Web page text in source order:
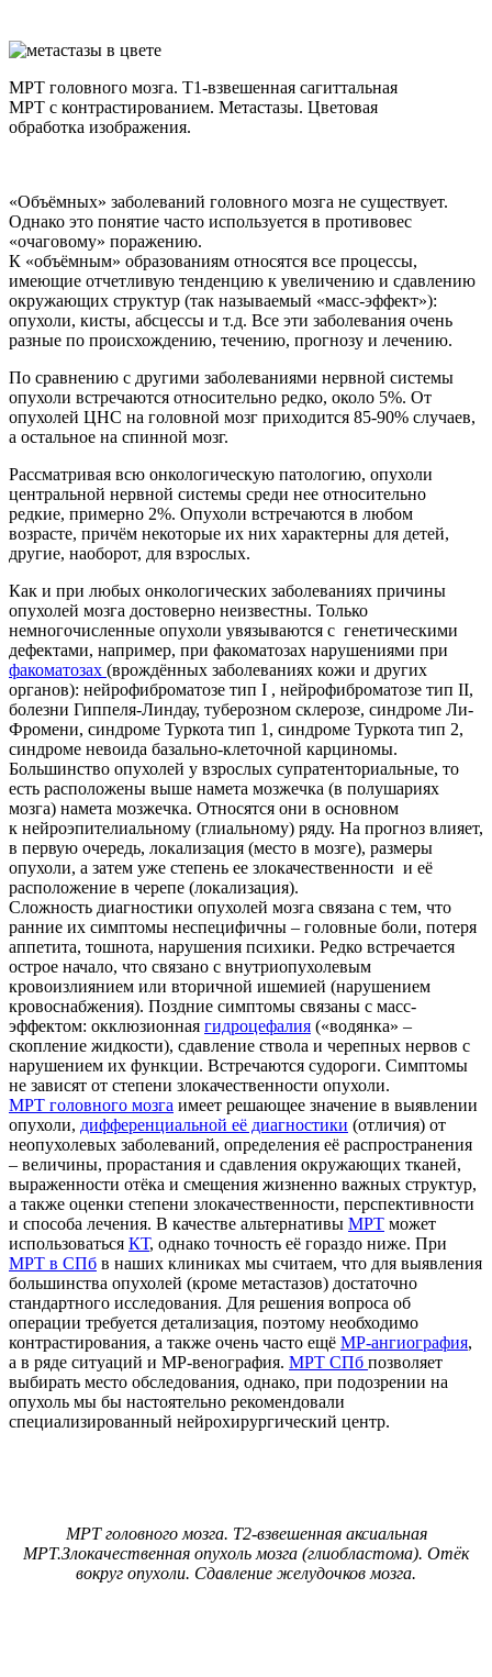
МРТ головного мозга. Т1-взвешенная сагиттальная
МРТ с контрастированием. Метастазы. Цветовая
обработка изображения.
«Объёмных» заболеваний головного мозга не существует.
Однако это понятие часто используется в противовес
«очаговому» поражению.
К «объёмным» образованиям относятся все процессы,
имеющие отчетливую тенденцию к увеличению и сдавлению
окружающих структур (так называемый «масс-эффект»):
опухоли, кисты, абсцессы и т.д. Все эти заболевания очень
разные по происхождению, течению, прогнозу и лечению.
По сравнению с другими заболеваниями нервной системы
опухоли встречаются относительно редко, около 5%. От
опухолей ЦНС на головной мозг приходится 85-90% случаев,
а остальное на спинной мозг.
Рассматривая всю онкологическую патологию, опухоли
центральной нервной системы среди нее относительно
редкие, примерно 2%. Опухоли встречаются в любом
возрасте, причём некоторые их них характерны для детей,
другие, наоборот, для взрослых.
Как и при любых онкологических заболеваниях причины
опухолей мозга достоверно неизвестны. Только
немногочисленные опухоли увязываются с генетическими
дефектами, например, при факоматозах нарушениями при
факоматозах (врождённых заболеваниях кожи и других
органов): нейрофиброматозе тип I , нейрофиброматозе тип II,
болезни Гиппеля-Линдау, туберозном склерозе, синдроме Ли-
Фромени, синдроме Туркота тип 1, синдроме Туркота тип 2,
синдроме невоида базально-клеточной карциномы.
Большинство опухолей у взрослых супратенториальные, то
есть расположены выше намета мозжечка (в полушариях
мозга) намета мозжечка. Относятся они в основном
к нейроэпителиальному (глиальному) ряду. На прогноз влияет,
в первую очередь, локализация (место в мозге), размеры
опухоли, а затем уже степень ее злокачественности и её
расположение в черепе (локализация).
Сложность диагностики опухолей мозга связана с тем, что
ранние их симптомы неспецифичны – головные боли, потеря
аппетита, тошнота, нарушения психики. Редко встречается
острое начало, что связано с внутриопухолевым
кровоизлиянием или вторичной ишемией (нарушением
кровоснабжения). Поздние симптомы связаны с масс-
эффектом: окклюзионная гидроцефалия («водянка» –
скопление жидкости), сдавление ствола и черепных нервов с
нарушением их функции. Встречаются судороги. Симптомы
не зависят от степени злокачественности опухоли.
МРТ головного мозга имеет решающее значение в выявлении
опухоли, дифференциальной её диагностики (отличия) от
неопухолевых заболеваний, определения её распространения
– величины, прорастания и сдавления окружающих тканей,
выраженности отёка и смещения жизненно важных структур,
а также оценки степени злокачественности, перспективности
и способа лечения. В качестве альтернативы МРТ может
использоваться КТ, однако точность её гораздо ниже. При
МРТ в СПб в наших клиниках мы считаем, что для выявления
большинства опухолей (кроме метастазов) достаточно
стандартного исследования. Для решения вопроса об
операции требуется детализация, поэтому необходимо
контрастирования, а также очень часто ещё МР-ангиография,
а в ряде ситуаций и МР-венография. МРТ СПб позволяет
выбирать место обследования, однако, при подозрении на
опухоль мы бы настоятельно рекомендовали
специализированный нейрохирургический центр.
МРТ головного мозга. Т2-взвешенная аксиальная
МРТ.Злокачественная опухоль мозга (глиобластома). Отёк
вокруг опухоли. Сдавление желудочков мозга.